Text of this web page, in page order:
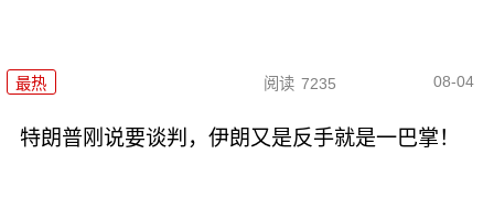
最热 阅读 7235 08-04
特朗普刚说要谈判，伊朗又是反手就是一巴掌！